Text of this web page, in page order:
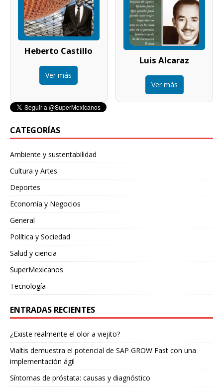
Heberto Castillo
Ver más
Luis Alcaraz
Ver más
CATEGORÍAS
Ambiente y sustentabilidad
Cultura y Artes
Deportes
Economía y Negocios
General
Política y Sociedad
Salud y ciencia
SuperMexicanos
Tecnología
ENTRADAS RECIENTES
¿Existe realmente el olor a viejito?
Vialtis demuestra el potencial de SAP GROW Fast con una
implementación ágil
Síntomas de próstata: causas y diagnóstico